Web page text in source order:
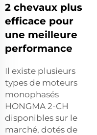
2 chevaux plus
efficace pour
une meilleure
performance
Il existe plusieurs
types de moteurs
monophasés
HONGMA 2-CH
disponibles sur le
marché, dotés de